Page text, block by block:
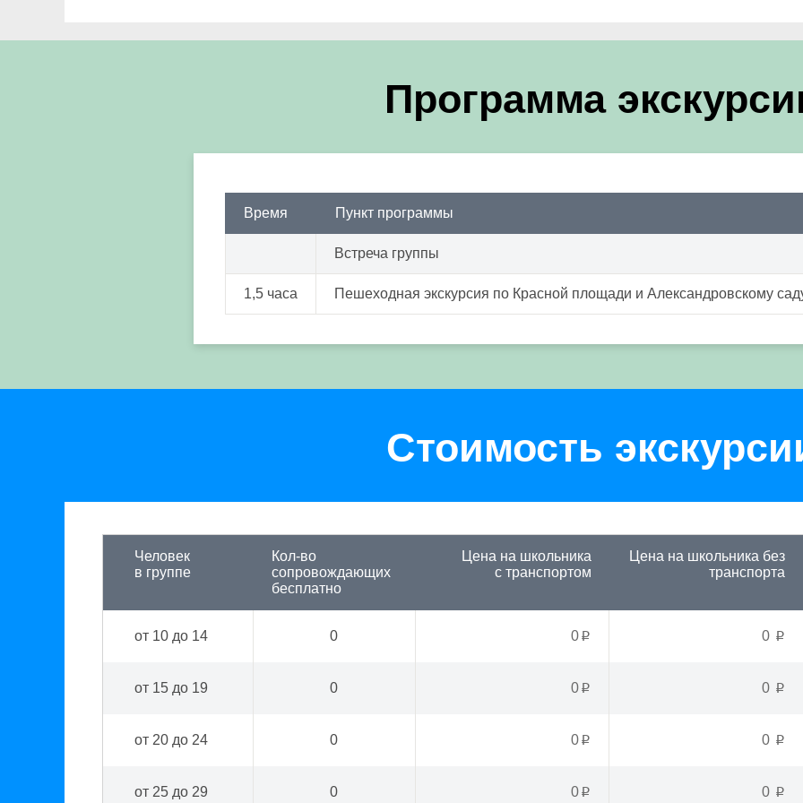
Программа
Время Пункт программы
Встреча группы
1,5 часа Пешеходная экскурсия по Красной площади и Александровскому
Стоимость
Цена на школьника
с транспортом
Цена на школьника без
транспорта
Человек
в группе
Кол-во
сопровождающих
бесплатно
0p 0 p
от 10 до 14 0
0p 0 p
от 15 до 19 0
0p 0 p
от 20 до 24 0
0p 0 p
от 25 до 29 0